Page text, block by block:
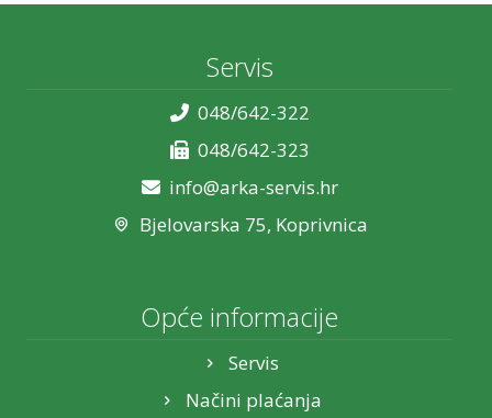
Servis
048/642-322
048/642-323
info@arka-servis.hr
Bjelovarska 75, Koprivnica
Opće informacije
Servis
Načini plaćanja